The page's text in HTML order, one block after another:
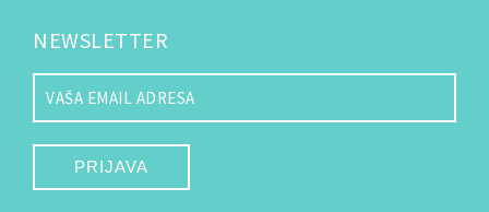
NEWSLETTER
PRIJAVA